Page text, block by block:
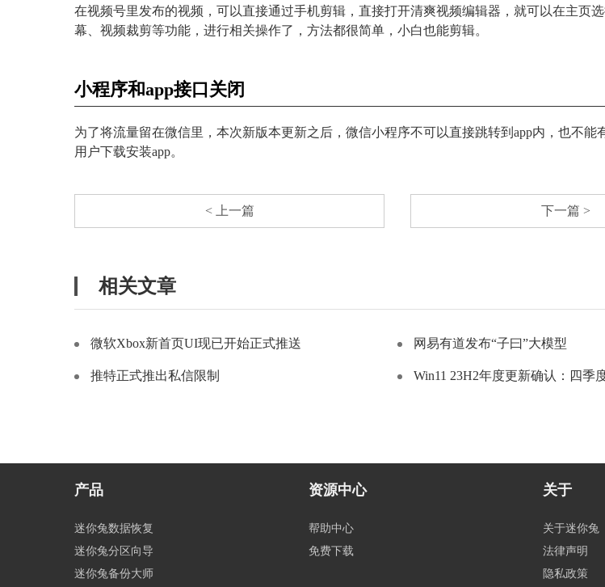
在视频号里发布的视频，可以直接通过手机剪辑，直接打开清爽视频编辑器，就可以在主页
幕、视频裁剪等功能，进行相关操作了，方法都很简单，小白也能剪辑。
小程序和app接口关闭
为了将流量留在微信里，本次新版本更新之后，微信小程序不可以直接跳转到app内，也不能
用户下载安装app。
< 上一篇 下一篇 >
相关文章
微软Xbox新首页UI现已开始正式推送 网易有道发布“子曰”大模型
推特正式推出私信限制 Win11 23H2年度更新确认：四季
产品
迷你兔数据恢复
迷你兔分区向导
迷你兔备份大师
资源中心
帮助中心
免费下载
关于
关于迷你兔
法律声明
隐私政策